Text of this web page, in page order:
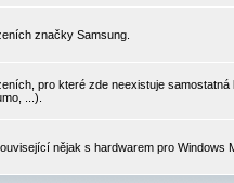
značky Samsung.
pro které zde neexistuje
...).
nějak s hardwarem pro Windows